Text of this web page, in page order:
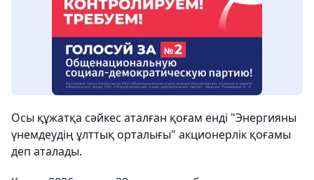
Осы құжатқа сәйкес аталған қоғам енді "Энергияны
үнемдеудің ұлттық орталығы" акционерлік қоғамы
деп аталады.